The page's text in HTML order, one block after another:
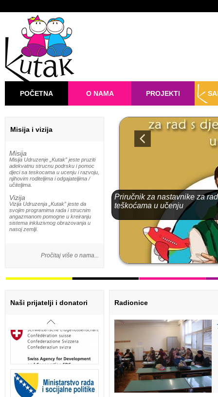
POČETNA O NAMA PROJEKTI
Misija i vizija
Misija
Misija Udruzenje „Kutak” jeste pruziti
adekvatnu strucnu podrsku i pomoc
djeci sa teskocama u ucenju i razvoju,
njihovim roditeljima i odgajateljima /
učiteljima.
Vizija
Vizija Udruzenja „Kutak” jeste da
svojim programima rada i strucnim
angazmanom pomogne u kreiranju
sistema inkluzivnog obrazovanja u
nasoj zemlji.
Pročitaj više o nama...
Priručnik za nastavnike za
teškoćama u učenju
Naši prijatelji i donatori Radionice